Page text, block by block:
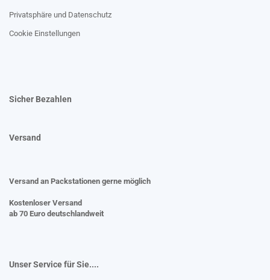
Privatsphäre und Datenschutz
Cookie Einstellungen
Sicher Bezahlen
Versand
Versand an Packstationen gerne möglich
Kostenloser Versand
ab 70 Euro deutschlandweit
Unser Service für Sie....